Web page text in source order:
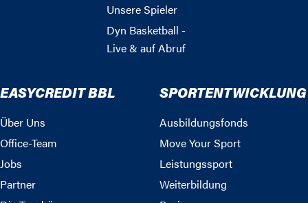
Unsere Spieler
Dyn Basketball -
Live & auf Abruf
EASYCREDIT BBL
Über Uns
Office-Team
Jobs
Partner
SPORTENTWICKLUNG
Ausbildungsfonds
Move Your Sport
Leistungssport
Weiterbildung